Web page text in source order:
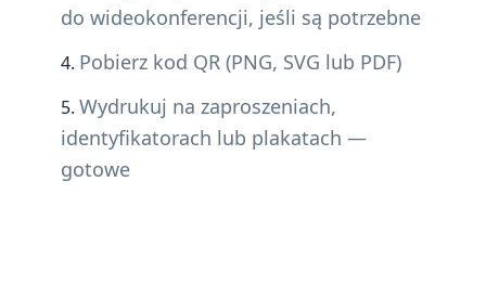
do wideokonferencji, jeśli są potrzebne
Pobierz kod QR (PNG, SVG lub PDF)
Wydrukuj na zaproszeniach,
identyfikatorach lub plakatach —
gotowe